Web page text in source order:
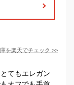
を楽天でチェック >>
てもエレガン